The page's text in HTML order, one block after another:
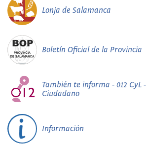
Lonja de Salamanca
Boletín Oficial de la Provincia
También te informa - 012 CyL
Ciudadano
Información